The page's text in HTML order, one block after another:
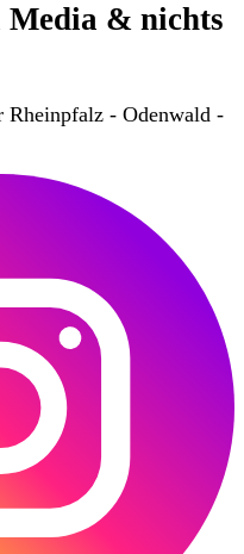
Media & nichts
Rheinpfalz - Odenwald -